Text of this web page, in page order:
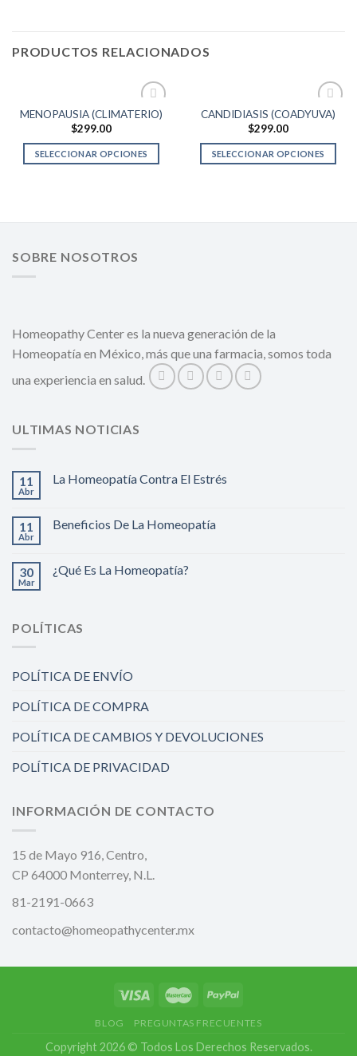
PRODUCTOS RELACIONADOS
Add to
MENOPAUSIA (CLIMATERIO)
$299.00
SELECCIONAR OPCIONES
Add to
CANDIDIASIS (COADYUVA)
$299.00
SELECCIONAR OPCIONES
SOBRE NOSOTROS
Homeopathy Center es la nueva generación de la
Homeopatía en México, más que una farmacia, somos toda
una experiencia en salud.
ULTIMAS NOTICIAS
11
Abr
La Homeopatía Contra El Estrés
11
Abr
Beneficios De La Homeopatía
30
Mar
¿Qué Es La Homeopatía?
POLÍTICAS
POLÍTICA DE ENVÍO
POLÍTICA DE COMPRA
POLÍTICA DE CAMBIOS Y DEVOLUCIONES
POLÍTICA DE PRIVACIDAD
INFORMACIÓN DE CONTACTO
15 de Mayo 916, Centro,
CP 64000 Monterrey, N.L.
81-2191-0663
contacto@homeopathycenter.mx
BLOG PREGUNTAS FRECUENTES
Copyright 2026 © Todos Los Derechos Reservados.